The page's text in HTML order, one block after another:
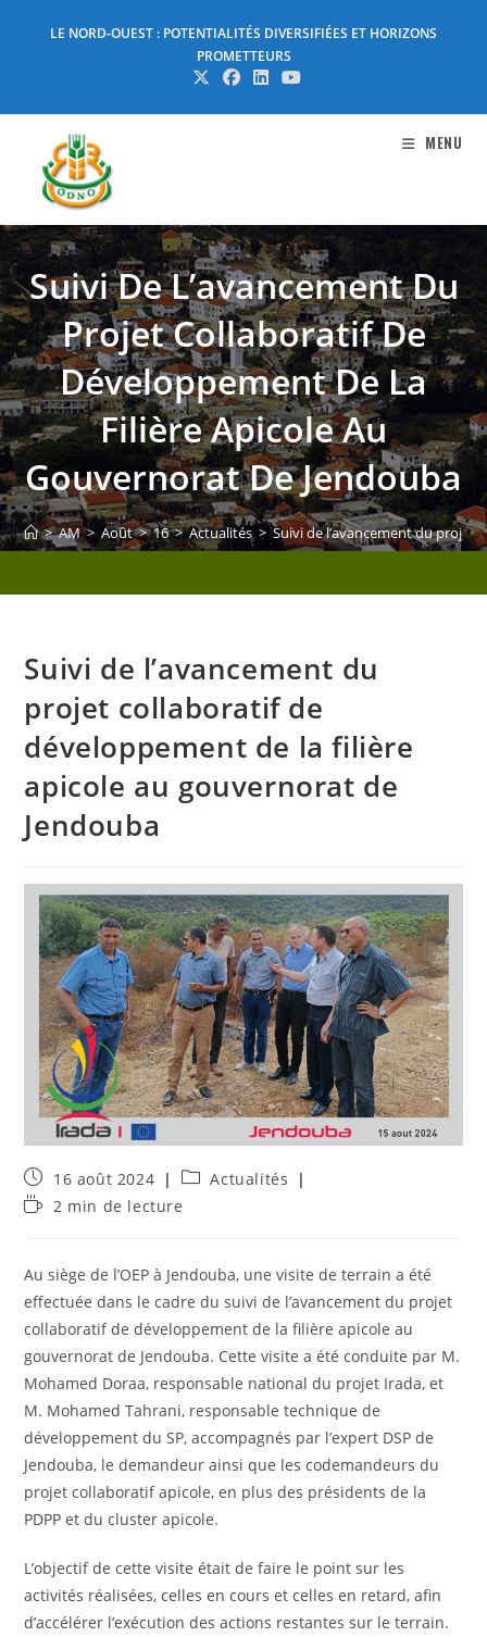
LE NORD-OUEST : POTENTIALITÉS DIVERSIFIÉES ET HORIZONS
PROMETTEURS
MENU
Suivi De L’avancement Du
Projet Collaboratif De
Développement De La
Filière Apicole Au
Gouvernorat De Jendouba
> AM > Août > 16 > Actualités > Suivi de l’avancement du projet
Suivi de l’avancement du
projet collaboratif de
développement de la filière
apicole au gouvernorat de
Jendouba
Publication
publiée :
16 août 2024
PostActualités
Temps2 min de lecture
Au siège de l’OEP à Jendouba, une visite de terrain a été
effectuée dans le cadre du suivi de l’avancement du projet
collaboratif dedéveloppement de la filière apicole au
gouvernorat de Jendouba. Cette visite a été conduite par M.
Mohamed Doraa, responsable national du projet Irada, et
M. Mohamed Tahrani, responsable technique de
développement du SP, accompagnés par l’expert DSP de
Jendouba, le demandeur ainsi que les codemandeurs du
projet collaboratif apicole, en plus des présidents de la
PDPP et du cluster apicole.
L’objectif de cette visite était de faire le point sur les
activités réalisées, celles en cours et celles en retard, afin
d’accélérer l’exécution des actions restantes sur le terrain.